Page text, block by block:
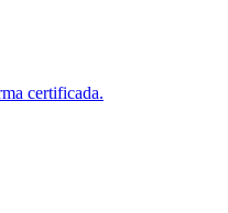
certificada.